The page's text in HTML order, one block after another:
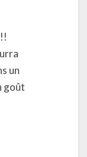
un
goût